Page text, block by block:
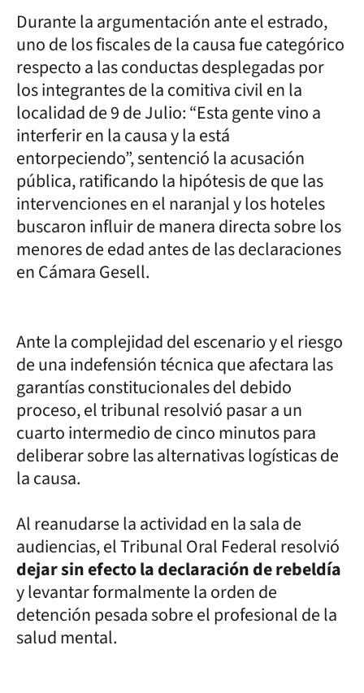
Durante la argumentación ante el estrado,
uno de los fiscales de la causa fue categórico
respecto a las conductas desplegadas por
los integrantes de la comitiva civil en la
localidad de 9 de Julio: “Esta gente vino a
interferir en la causa y la está
entorpeciendo”, sentenció la acusación
pública, ratificando la hipótesis de que las
intervenciones en el naranjal y los hoteles
buscaron influir de manera directa sobre los
menores de edad antes de las declaraciones
en Cámara Gesell.
Ante la complejidad del escenario y el riesgo
de una indefensión técnica que afectara las
garantías constitucionales del debido
proceso, el tribunal resolvió pasar a un
cuarto intermedio de cinco minutos para
deliberar sobre las alternativas logísticas de
la causa.
Al reanudarse la actividad en la sala de
audiencias, el Tribunal Oral Federal resolvió
dejar sin efecto la declaración de rebeldía
y levantar formalmente la orden de
detención pesada sobre el profesional de la
salud mental.